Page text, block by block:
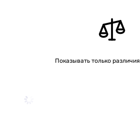
Показывать только различия